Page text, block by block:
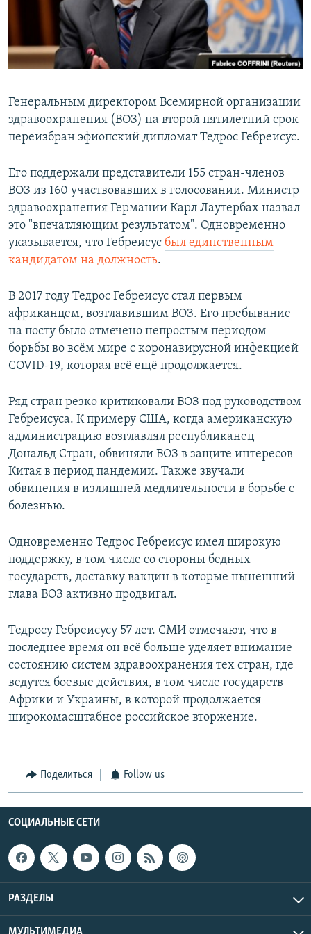
Հայերեն
English
Все сайты Радио Азатутюн
Генеральным директором Всемирной организации
здравоохранения (ВОЗ) на второй пятилетний срок
переизбран эфиопский дипломат Тедрос Гебреисус.
Его поддержали представители 155 стран-членов
ВОЗ из 160 участвовавших в голосовании. Министр
здравоохранения Германии Карл Лаутербах назвал
это "впечатляющим результатом". Одновременно
указывается, что Гебреисус был единственным
кандидатом на должность.
В 2017 году Тедрос Гебреисус стал первым
африканцем, возглавившим ВОЗ. Его пребывание
на посту было отмечено непростым периодом
борьбы во всём мире с коронавирусной инфекцией
COVID-19, которая всё ещё продолжается.
Ряд стран резко критиковали ВОЗ под руководством
Гебреисуса. К примеру США, когда американскую
администрацию возглавлял республиканец
Дональд Стран, обвиняли ВОЗ в защите интересов
Китая в период пандемии. Также звучали
обвинения в излишней медлительности в борьбе с
болезнью.
Одновременно Тедрос Гебреисус имел широкую
поддержку, в том числе со стороны бедных
государств, доставку вакцин в которые нынешний
глава ВОЗ активно продвигал.
Тедросу Гебреисусу 57 лет. СМИ отмечают, что в
последнее время он всё больше уделяет внимание
состоянию систем здравоохранения тех стран, где
ведутся боевые действия, в том числе государств
Африки и Украины, в которой продолжается
широкомасштабное российское вторжение.
Поделиться Follow us
СОЦИАЛЬНЫЕ СЕТИ
РАЗДЕЛЫ